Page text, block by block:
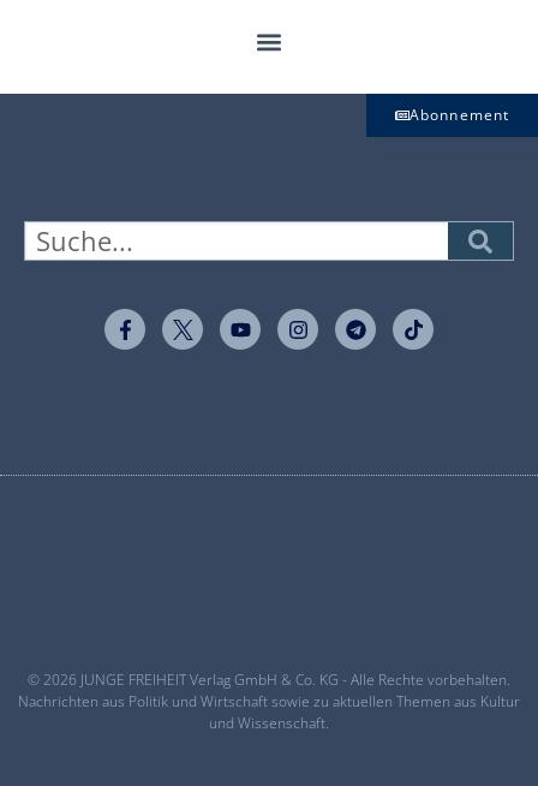
Abonnement
© 2026 JUNGE FREIHEIT Verlag GmbH & Co. KG - Alle Rechte vorbehalten.
Nachrichten aus Politik und Wirtschaft sowie zu aktuellen Themen aus Kultur
und Wissenschaft.